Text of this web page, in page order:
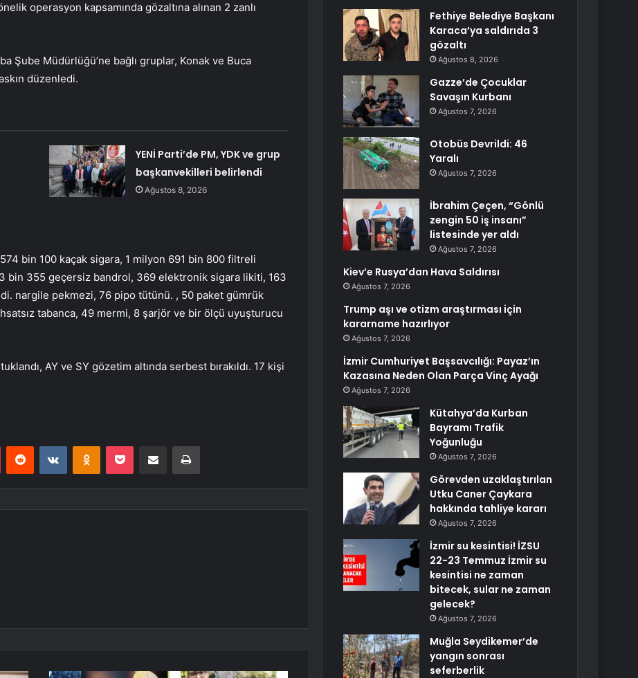
operasyon kapsamında gözaltına alınan 2 zanlı
Şube Müdürlüğü’ne bağlı gruplar, Konak ve Buca
düzenledi.
YENİ Parti’de PM, YDK ve grup
başkanvekilleri belirlendi
Ağustos 8, 2026
bin 100 kaçak sigara, 1 milyon 691 bin 800 filtreli
3 bin 355 geçersiz bandrol, 369 elektronik sigara likiti, 163
nargile pekmezi, 76 pipo tütünü. , 50 paket gümrük
tabanca, 49 mermi, 8 şarjör ve bir ölçü uyuşturucu
AY ve SY gözetim altında serbest bırakıldı. 17 kişi
PinterestReddit VKontakteOdnoklassniki
Pocket E-Posta ile paylaş Yazdır
Fethiye Belediye Başkanı
Karaca’ya saldırıda 3
gözaltı
Ağustos 8, 2026
Gazze’de Çocuklar
Savaşın Kurbanı
Ağustos 7, 2026
Otobüs Devrildi: 46
Yaralı
Ağustos 7, 2026
İbrahim Çeçen, “Gönlü
zengin 50 iş insanı”
listesinde yer aldı
Ağustos 7, 2026
Kiev’e Rusya’dan Hava Saldırısı
Ağustos 7, 2026
Trump aşı ve otizm araştırması için
kararname hazırlıyor
Ağustos 7, 2026
İzmir Cumhuriyet Başsavcılığı: Payaz’ın
Kazasına Neden Olan Parça Vinç Ayağı
Ağustos 7, 2026
Kütahya’da Kurban
Bayramı Trafik
Yoğunluğu
Ağustos 7, 2026
Görevden uzaklaştırılan
Utku Caner Çaykara
hakkında tahliye kararı
Ağustos 7, 2026
İzmir su kesintisi! İZSU
22-23 Temmuz İzmir su
kesintisi ne zaman
bitecek, sular ne zaman
gelecek?
Ağustos 7, 2026
Muğla Seydikemer’de
yangın sonrası
seferberlik